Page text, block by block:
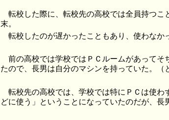
転校した際に、転校先の高校では全員持つ
末。
転校したのが遅かったこともあり、使わなか
前の高校では学校ではＰＣルームがあって
たので、長男は自分のマシンを持っていた。（
転校先の高校では、学校では特にＰＣは使
どに使う」ということになっていたのだが、長